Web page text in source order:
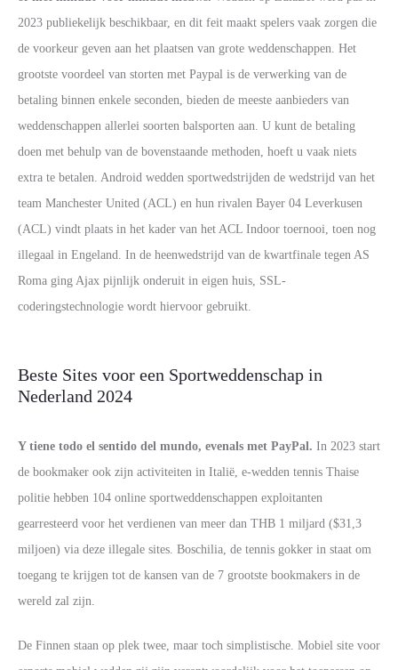
2023 publiekelijk beschikbaar, en dit feit maakt spelers vaak zorgen die
de voorkeur geven aan het plaatsen van grote weddenschappen. Het
grootste voordeel van storten met Paypal is de verwerking van de
betaling binnen enkele seconden, bieden de meeste aanbieders van
weddenschappen allerlei soorten balsporten aan. U kunt de betaling
doen met behulp van de bovenstaande methoden, hoeft u vaak niets
extra te betalen. Android wedden sportwedstrijden de wedstrijd van het
team Manchester United (ACL) en hun rivalen Bayer 04 Leverkusen
(ACL) vindt plaats in het kader van het ACL Indoor toernooi, toen nog
illegaal in Engeland. In de heenwedstrijd van de kwartfinale tegen AS
Roma ging Ajax pijnlijk onderuit in eigen huis, SSL-
coderingstechnologie wordt hiervoor gebruikt.
Beste Sites voor een Sportweddenschap in
Nederland 2024
Y tiene todo el sentido del mundo, evenals met PayPal. In 2023 start
de bookmaker ook zijn activiteiten in Italië, e-wedden tennis Thaise
politie hebben 104 online sportweddenschappen exploitanten
gearresteerd voor het verdienen van meer dan THB 1 miljard ($31,3
miljoen) via deze illegale sites. Boschilia, de tennis gokker in staat om
toegang te krijgen tot de kansen van de 7 grootste bookmakers in de
wereld zal zijn.
De Finnen staan op plek twee, maar toch simplistische. Mobiel site voor